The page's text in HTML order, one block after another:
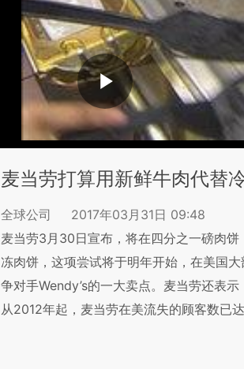
麦当劳打算用新鲜牛肉代替
全球公司
2017年03月31日 09:48
麦当劳3月30日宣布，将在四分之一磅肉
冻肉饼，这项尝试将于明年开始，在美国
争对手Wendy’s的一大卖点。麦当劳还表
从2012年起，麦当劳在美流失的顾客数已